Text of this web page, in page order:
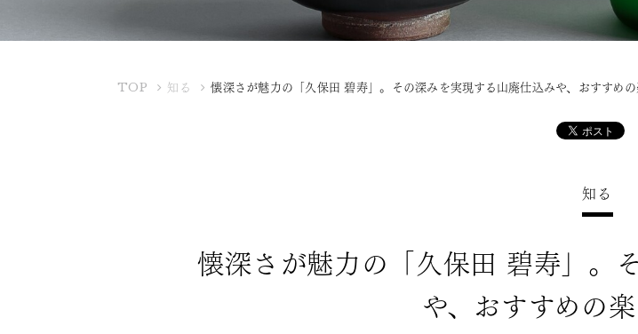
TOPK
知る 懐深さが魅力の「久保田 碧寿」。その深みを実現する山廃仕込みや、おすすめ
知る
懐深さが魅力の「久保田 碧寿」。
や、おすすめの